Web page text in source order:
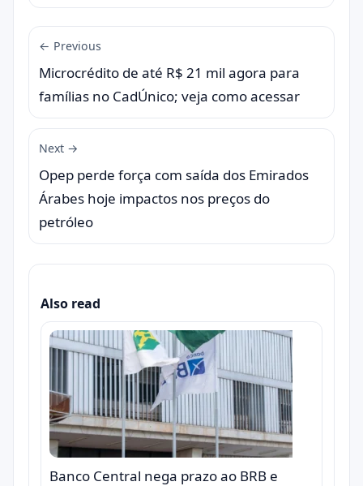
← Previous
Microcrédito de até R$ 21 mil agora para
famílias no CadÚnico; veja como acessar
Next →
Opep perde força com saída dos Emirados
Árabes hoje impactos nos preços do
petróleo
Also read
Banco Central nega prazo ao BRB e